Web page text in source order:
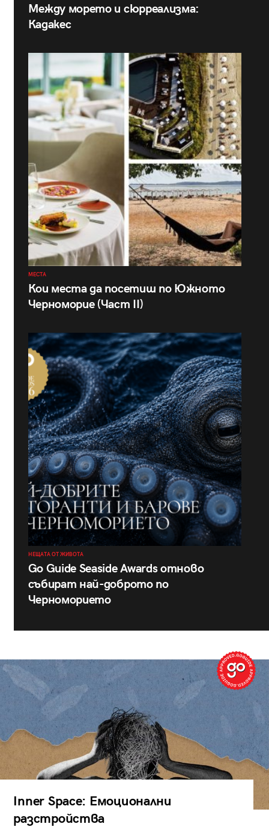
Между морето и сюрреализма:
Кадакес
МЕСТА
Кои места да посетиш по Южното
Черноморие (Част II)
НЕЩАТА ОТ ЖИВОТА
Go Guide Seaside Awards отново
събират най-доброто по
Черноморието
Inner Space: Емоционални
разстройства